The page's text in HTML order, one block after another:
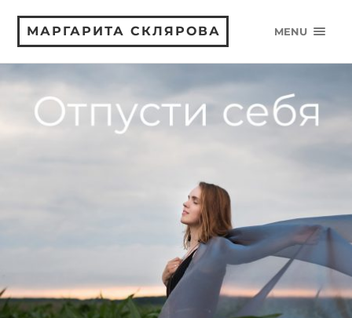
МАРГАРИТА СКЛЯРОВА MENU